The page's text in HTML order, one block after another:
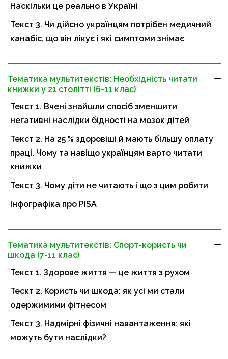
Наскільки це реально в Україні
Текст 3. Чи дійсно українцям потрібен медичний
канабіс, що він лікує і які симптоми знімає
Тематика мультитекстів: Необхідність читати
книжки у 21 столітті (6-11 клас)
Текст 1. Вчені знайшли спосіб зменшити
негативні наслідки бідності на мозок дітей
Текст 2. На 25 % здоровіші й мають більшу оплату
праці. Чому та навіщо українцям варто читати
книжки
Текст 3. Чому діти не читають і що з цим робити
Інфографіка про PISA
Тематика мультитекстів: Спорт-користь чи
шкода (7-11 клас)
Текст 1. Здорове життя — це життя з рухом
Тескт 2. Користь чи шкода: як усі ми стали
одержимими фітнесом
Текст 3. Надмірні фізичні навантаження: які
можуть бути наслідки?